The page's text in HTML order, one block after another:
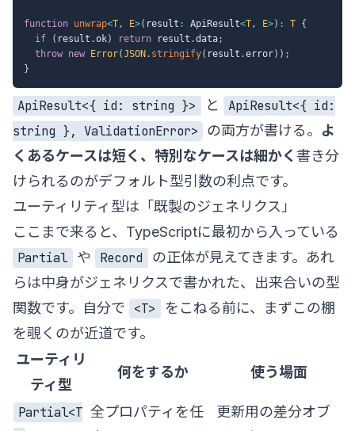
function unwrap<T, E>( result : ApiResult<T, E>) : T {
if
( result .ok) return result .data;
throw new Error(JSON . stringify( result .error) ) ;
}
ApiResult<{ id: string }> と
ApiResult<{ id:
string }, ValidationError>
の両方が書ける。 よ
くあるケースは短く、特別なケースは細かく 書き分
けられるのがデフォルト型引数の利点です。
ユーティリティ型は「既製のジェネリクス」
ここまで来ると、TypeScriptに最初から入っている
Partial
や Record
の正体が見えてきます。あれ
らは中身がジェネリクスで書かれた、出来合いの型
関数です。自分で
<T>
をこねる前に、まずこの棚
を覗くのが近道です。
ユーティリ
ティ型
何をするか 使う場面
Partial<T 全プロパティを任
更新用の差分オブ